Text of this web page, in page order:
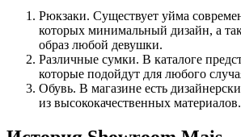
Рюкзаки. Существует уйма
которых минимальный дизайн, а
образ любой девушки.
Различные сумки. В каталоге
которые подойдут для любого
Обувь. В магазине есть
из высококачественных материалов.